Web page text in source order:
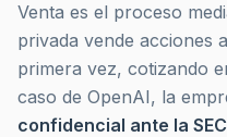
Venta es el proceso
privada vende acciones
primera vez, cotizando
caso de OpenAI, la
confidencial ante la SEC